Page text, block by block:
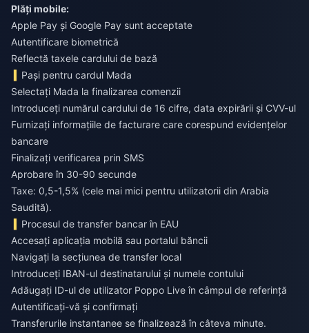
Plăți mobile:
Apple Pay și Google Pay sunt acceptate
Autentificare biometrică
Reflectă taxele cardului de bază
Pași pentru cardul Mada
Selectați Mada la finalizarea comenzii
Introduceți numărul cardului de 16 cifre, data expirării și CVV-ul
Furnizați informațiile de facturare care corespund evidențelor
bancare
Finalizați verificarea prin SMS
Aprobare în 30-90 secunde
Taxe: 0,5-1,5% (cele mai mici pentru utilizatorii din Arabia
Saudită).
Procesul de transfer bancar în EAU
Accesați aplicația mobilă sau portalul băncii
Navigați la secțiunea de transfer local
Introduceți IBAN-ul destinatarului și numele contului
Adăugați ID-ul de utilizator Poppo Live în câmpul de referință
Autentificați-vă și confirmați
Transferurile instantanee se finalizează în câteva minute.